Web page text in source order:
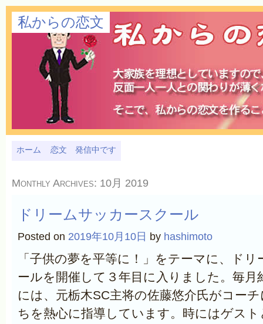
私からの恋文
ホーム 恋文 発信中です
Monthly Archives: 10月 2019
ドリームサッカースクール
Posted on 2019年10月10日 by hashimoto
「子供の夢を平等に！」をテーマに、ド
ールを開催して３年目に入りました。毎月
には、元栃木SC主将の佐藤悠介氏がコー
ちを熱心に指導しています。時にはゲス